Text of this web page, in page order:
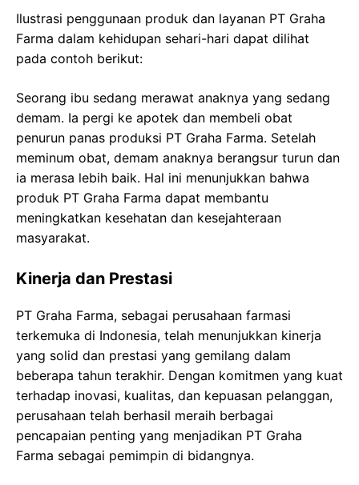
Ilustrasi penggunaan produk dan layanan PT Graha
Farma dalam kehidupan sehari-hari dapat dilihat
pada contoh berikut:
Seorang ibu sedang merawat anaknya yang sedang
demam. Ia pergi ke apotek dan membeli obat
penurun panas produksi PT Graha Farma. Setelah
meminum obat, demam anaknya berangsur turun dan
ia merasa lebih baik. Hal ini menunjukkan bahwa
produk PT Graha Farma dapat membantu
meningkatkan kesehatan dan kesejahteraan
masyarakat.
Kinerja dan Prestasi
PT Graha Farma, sebagai perusahaan farmasi
terkemuka di Indonesia, telah menunjukkan kinerja
yang solid dan prestasi yang gemilang dalam
beberapa tahun terakhir. Dengan komitmen yang kuat
terhadap inovasi, kualitas, dan kepuasan pelanggan,
perusahaan telah berhasil meraih berbagai
pencapaian penting yang menjadikan PT Graha
Farma sebagai pemimpin di bidangnya.